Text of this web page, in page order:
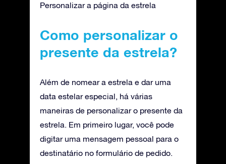
Personalizar a página da estrela
Como personalizar o
presente da estrela?
Além de nomear a estrela e dar uma
data estelar especial, há várias
maneiras de personalizar o presente da
estrela. Em primeiro lugar, você pode
digitar uma mensagem pessoal para o
destinatário no formulário de pedido.